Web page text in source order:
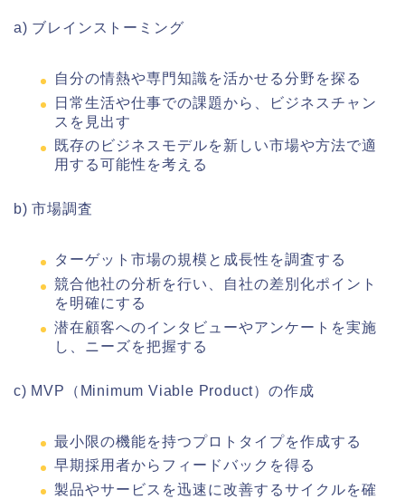
a) ブレインストーミング
自分の情熱や専門知識を活かせる分野を探る
日常生活や仕事での課題から、ビジネスチャン
スを見出す
既存のビジネスモデルを新しい市場や方法で適
用する可能性を考える
b) 市場調査
ターゲット市場の規模と成長性を調査する
競合他社の分析を行い、自社の差別化ポイント
を明確にする
潜在顧客へのインタビューやアンケートを実施
し、ニーズを把握する
c) MVP（Minimum Viable Product）の作成
最小限の機能を持つプロトタイプを作成する
早期採用者からフィードバックを得る
製品やサービスを迅速に改善するサイクルを確